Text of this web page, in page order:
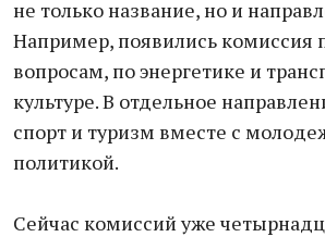
не только название, но и
Например, появились комиссия
вопросам, по энергетике и
культуре. В отдельное
спорт и туризм вместе с
политикой.
Сейчас комиссий уже